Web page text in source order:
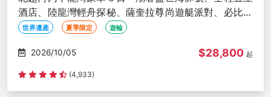
田風情、龍雲玻璃步道、河內大世界、升等２晚五星渡
假村<全程豪華三排椅>
世界遺產 部落文化體驗 山水名勝
2026/10/06 $34,900 起
(1,149)